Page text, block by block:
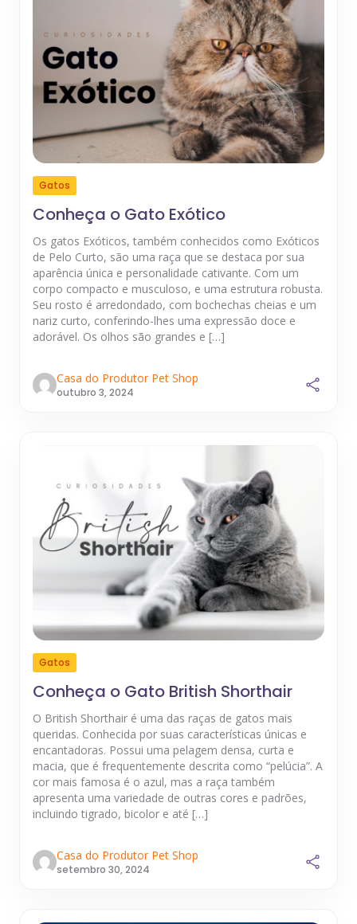
Gatos
Conheça o Gato Exótico
Os gatos Exóticos, também conhecidos como Exóticos
de Pelo Curto, são uma raça que se destaca por sua
aparência única e personalidade cativante. Com um
corpo compacto e musculoso, e uma estrutura robusta.
Seu rosto é arredondado, com bochechas cheias e um
nariz curto, conferindo-lhes uma expressão doce e
adorável. Os olhos são grandes e […]
Casa do Produtor Pet Shop
outubro 3, 2024
Gatos
Conheça o Gato British Shorthair
O British Shorthair é uma das raças de gatos mais
queridas. Conhecida por suas características únicas e
encantadoras. Possui uma pelagem densa, curta e
macia, que é frequentemente descrita como “pelúcia”. A
cor mais famosa é o azul, mas a raça também
apresenta uma variedade de outras cores e padrões,
incluindo tigrado, bicolor e até […]
Casa do Produtor Pet Shop
setembro 30, 2024